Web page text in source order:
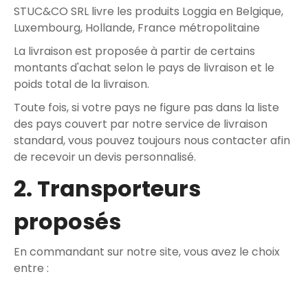
STUC&CO SRL livre les produits Loggia en Belgique,
Luxembourg, Hollande, France métropolitaine
La livraison est proposée à partir de certains
montants d'achat selon le pays de livraison et le
poids total de la livraison.
Toute fois, si votre pays ne figure pas dans la liste
des pays couvert par notre service de livraison
standard, vous pouvez toujours nous contacter afin
de recevoir un devis personnalisé.
2. Transporteurs
proposés
En commandant sur notre site, vous avez le choix
entre :